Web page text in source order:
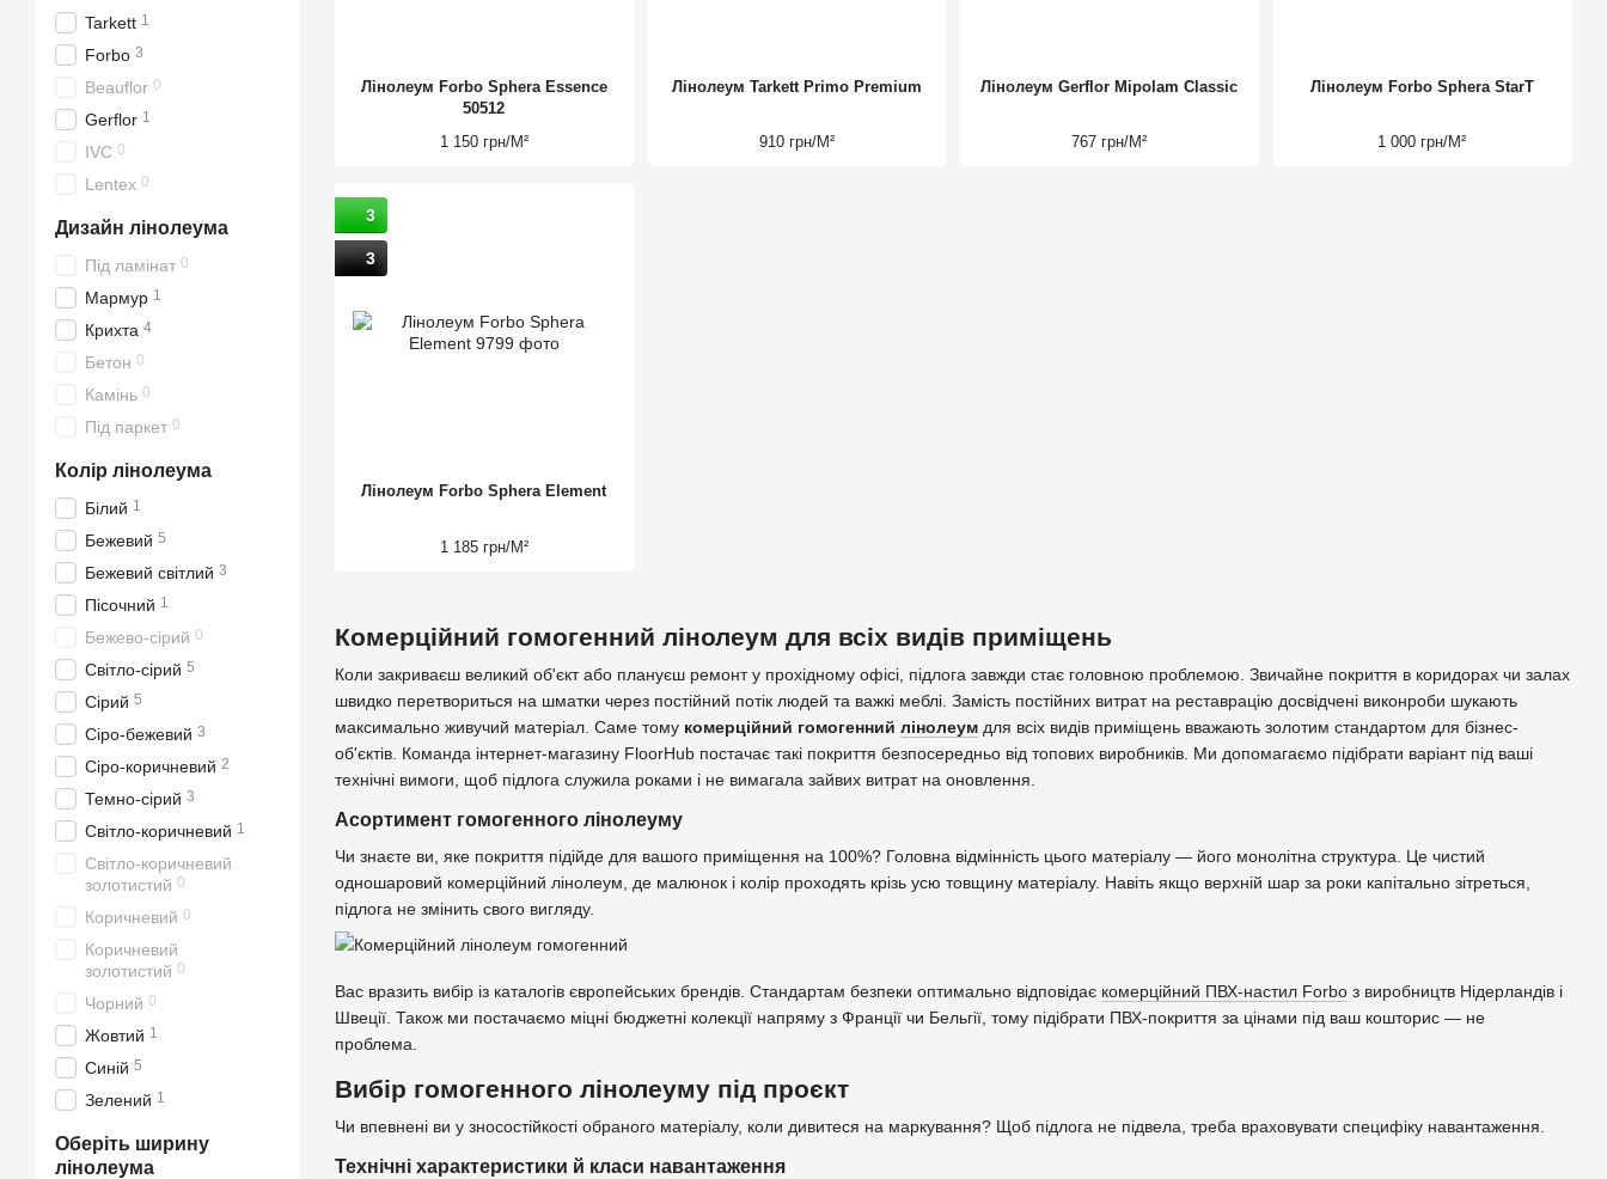
Комерційний гомогенний лінолеум для всіх видів приміщень
Коли закриваєш великий об'єкт або плануєш ремонт у прохідному офісі, підлога завжди стає головною проблемою. Звичайне покриття в коридорах чи залах
швидко перетвориться на шматки через постійний потік людей та важкі меблі. Замість постійних витрат на реставрацію досвідчені виконроби шукають
максимально живучий матеріал. Саме тому комерційний гомогенний лінолеум для всіх видів приміщень вважають золотим стандартом для бізнес-
об'єктів. Команда інтернет-магазину FloorHub постачає такі покриття безпосередньо від топових виробників. Ми допомагаємо підібрати варіант під ваші
технічні вимоги, щоб підлога служила роками і не вимагала зайвих витрат на оновлення.
Асортимент гомогенного лінолеуму
Чи знаєте ви, яке покриття підійде для вашого приміщення на 100%? Головна відмінність цього матеріалу — його монолітна структура. Це чистий
одношаровий комерційний лінолеум, де малюнок і колір проходять крізь усю товщину матеріалу. Навіть якщо верхній шар за роки капітально зітреться,
підлога не змінить свого вигляду.
Вас вразить вибір із каталогів європейських брендів. Стандартам безпеки оптимально відповідає комерційний ПВХ-настил Forbo з виробництв Нідерландів і
Швеції. Також ми постачаємо міцні бюджетні колекції напряму з Франції чи Бельгії, тому підібрати ПВХ-покриття за цінами під ваш кошторис — не
проблема.
Вибір гомогенного лінолеуму під проєкт
Чи впевнені ви у зносостійкості обраного матеріалу, коли дивитеся на маркування? Щоб підлога не підвела, треба враховувати специфіку навантаження.
Технічні характеристики й класи навантаження
Лінолеум Forbo Sphera Essence
50512
1 150 грн/М²
Лінолеум Tarkett Primo Premium
910 грн/М²
Лінолеум Gerflor Mipolam Classic
767 грн/М²
Лінолеум Forbo Sphera StarT
1 000 грн/М²
3
3
Лінолеум Forbo Sphera Element
1 185 грн/М²
Tarkett 1
Forbo 3
Beauflor 0
Gerflor 1
IVC 0
Lentex 0
Дизайн лінолеума
Під ламінат 0
Мармур 1
Крихта 4
Бетон 0
Камінь 0
Під паркет 0
Колір лінолеума
Білий 1
Бежевий 5
Бежевий світлий 3
Пісочний 1
Бежево-сірий 0
Світло-сірий 5
Сірий 5
Сіро-бежевий 3
Сіро-коричневий 2
Темно-сірий 3
Світло-коричневий 1
Світло-коричневий
золотистий 0
Коричневий 0
Коричневий
золотистий 0
Чорний 0
Жовтий 1
Синій 5
Зелений 1
Оберіть ширину
лінолеума